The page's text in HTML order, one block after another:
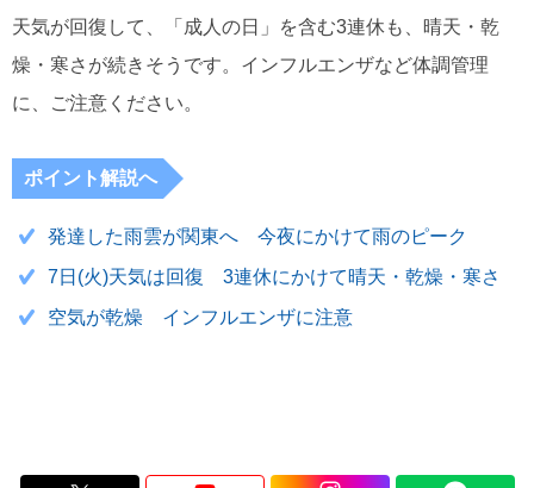
天気が回復して、「成人の日」を含む3連休も、晴天・乾
燥・寒さが続きそうです。インフルエンザなど体調管理
に、ご注意ください。
ポイント解説へ
発達した雨雲が関東へ 今夜にかけて雨のピーク
7日(火)天気は回復 3連休にかけて晴天・乾燥・寒さ
空気が乾燥 インフルエンザに注意